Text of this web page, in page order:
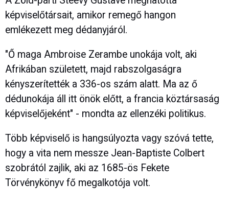
képviselőtársait, amikor remegő hangon
emlékezett meg dédanyjáról.
"Ő maga Ambroise Zerambe unokája volt, aki
Afrikában született, majd rabszolgaságra
kényszerítették a 336-os szám alatt. Ma az ő
dédunokája áll itt önök előtt, a francia köztársaság
képviselőjeként" - mondta az ellenzéki politikus.
Több képviselő is hangsúlyozta vagy szóvá tette,
hogy a vita nem messze Jean-Baptiste Colbert
szobrától zajlik, aki az 1685-ös Fekete
Törvénykönyv fő megalkotója volt.